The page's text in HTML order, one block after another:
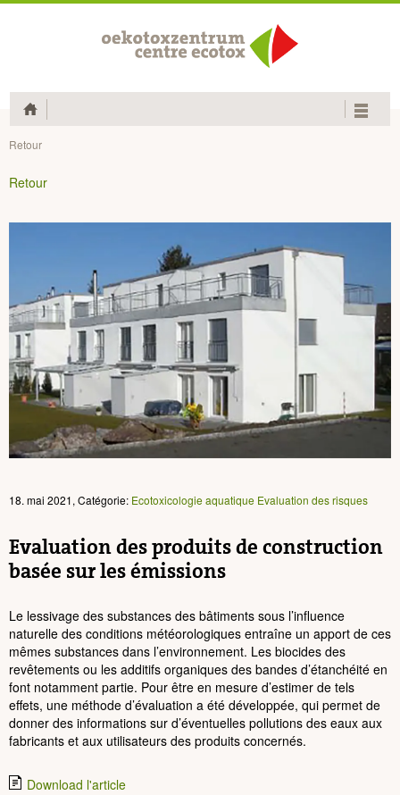
Home
Retour
Retour
18. mai 2021, Catégorie: Ecotoxicologie aquatique Evaluation des risques
Evaluation des produits de construction
basée sur les émissions
Le lessivage des substances des bâtiments sous l’influence
naturelle des conditions météorologiques entraîne un apport de ces
mêmes substances dans l’environnement. Les biocides des
revêtements ou les additifs organiques des bandes d’étanchéité en
font notamment partie. Pour être en mesure d’estimer de tels
effets, une méthode d’évaluation a été développée, qui permet de
donner des informations sur d’éventuelles pollutions des eaux aux
fabricants et aux utilisateurs des produits concernés.
Download l'article